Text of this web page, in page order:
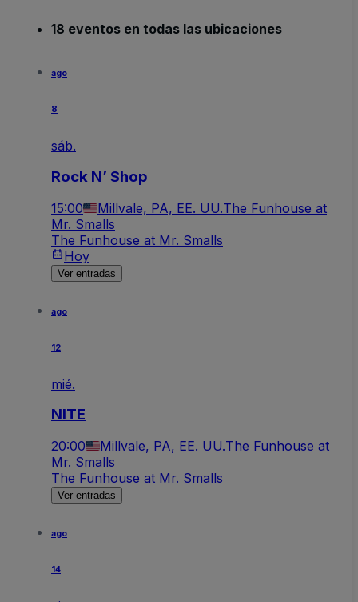
18 eventos en todas las ubicaciones
ago
8
sáb.
Rock N’ Shop
15:00 Millvale, PA, EE. UU.The Funhouse at
Mr. Smalls
The Funhouse at Mr. Smalls
Hoy
Ver entradas
ago
12
mié.
NITE
20:00 Millvale, PA, EE. UU.The Funhouse at
Mr. Smalls
The Funhouse at Mr. Smalls
Ver entradas
ago
14